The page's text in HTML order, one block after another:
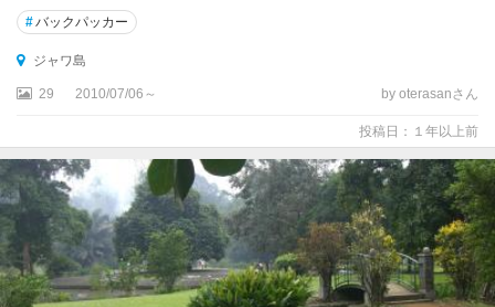
#バックパッカー
ジャワ島
29 2010/07/06～ by oterasanさん
投稿日：１年以上前